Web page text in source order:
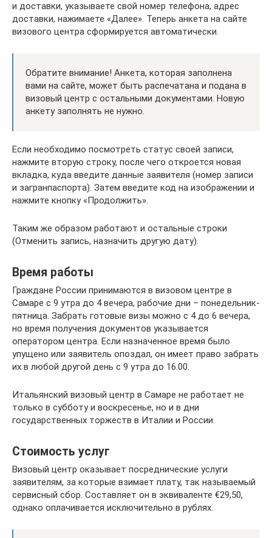
и доставки, указываете свой номер телефона, адрес
доставки, нажимаете «Далее». Теперь анкета на сайте
визового центра сформируется автоматически.
Обратите внимание! Анкета, которая заполнена
вами на сайте, может быть распечатана и подана в
визовый центр с остальными документами. Новую
анкету заполнять не нужно.
Если необходимо посмотреть статус своей записи,
нажмите вторую строку, после чего откроется новая
вкладка, куда введите данные заявителя (номер записи
и загранпаспорта). Затем введите код на изображении и
нажмите кнопку «Продолжить».
Таким же образом работают и остальные строки
(Отменить запись, назначить другую дату).
Время работы
Граждане России принимаются в визовом центре в
Самаре с 9 утра до 4 вечера, рабочие дни – понедельник-
пятница. Забрать готовые визы можно с 4 до 6 вечера,
но время получения документов указывается
оператором центра. Если назначенное время было
упущено или заявитель опоздал, он имеет право забрать
их в любой другой день с 9 утра до 16.00.
Итальянский визовый центр в Самаре не работает не
только в субботу и воскресенье, но и в дни
государственных торжеств в Италии и России.
Стоимость услуг
Визовый центр оказывает посреднические услуги
заявителям, за которые взимает плату, так называемый
сервисный сбор. Составляет он в эквиваленте €29,50,
однако оплачивается исключительно в рублях.